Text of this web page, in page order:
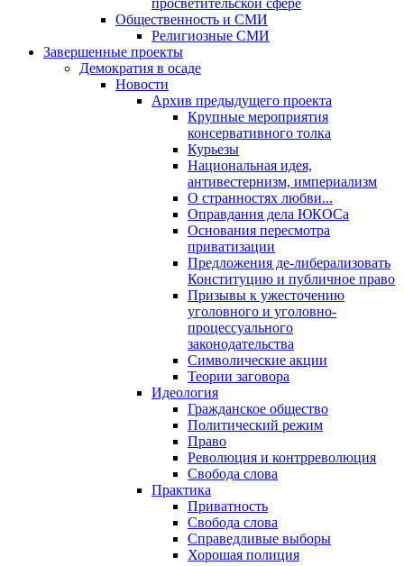
просветительской сфере
Общественность и СМИ
Религиозные СМИ
Завершенные проекты
Демократия в осаде
Новости
Архив предыдущего проекта
Крупные мероприятия
консервативного толка
Курьезы
Национальная идея,
антивестернизм, империализм
О странностях любви...
Оправдания дела ЮКОСа
Основания пересмотра
приватизации
Предложения де-либерализовать
Конституцию и публичное право
Призывы к ужесточению
уголовного и уголовно-
процессуального
законодательства
Символические акции
Теории заговора
Идеология
Гражданское общество
Политический режим
Право
Революция и контрреволюция
Свобода слова
Практика
Приватность
Свобода слова
Справедливые выборы
Хорошая полиция